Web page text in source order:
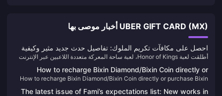
UBER GIFT CARD (MX) أخبار موصى بها
احصل على مكافآت تكريم الملوك: تفاصيل حدث جديد مثير وكيفية
تعزيز طريقة لعبك!
أطلقت لعبة Honor of Kings، لعبة ساحة المعركة متعددة اللاعبين عبر الإنترنت
وتجربة لعب محسنة.
How to recharge Bixin Diamond/Bixin Coin directly or
purchase Bixin Diamond/Bixin Coin direct deposit
How to recharge Bixin Diamond/Bixin Coin directly or purchase Bixin
The latest issue of Fami’s expectations list: New works in